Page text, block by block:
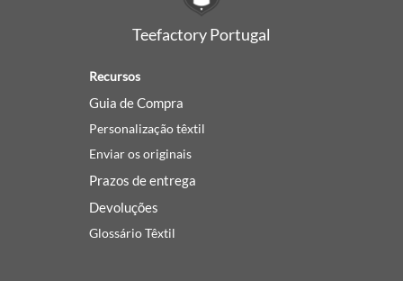
Teefactory Portugal
Recursos
Guia de Compra
Personalização têxtil
Enviar os originais
Prazos de entrega
Devoluções
Glossário Têxtil